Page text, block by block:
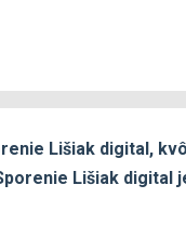
Lišiak digital,
Lišiak